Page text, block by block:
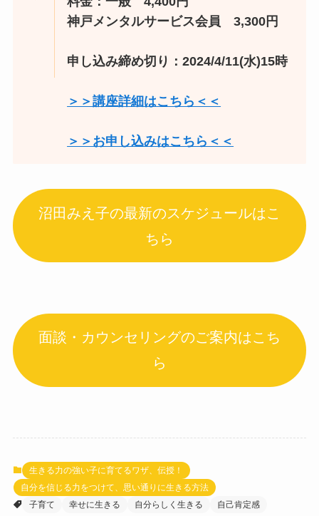
神戸メンタルサービス会員 3,300円
申し込み締め切り：2024/4/11(水)15時
＞＞講座詳細はこちら＜＜
＞＞お申し込みはこちら＜＜
沼田みえ子の最新のスケジュールはこ
ちら
面談・カウンセリングのご案内はこち
ら
生きる力の強い子に育てるワザ、伝授！
自分を信じる力をつけて、思い通りに生きる方法
子育て
幸せに生きる 自分らしく生きる 自己肯定感